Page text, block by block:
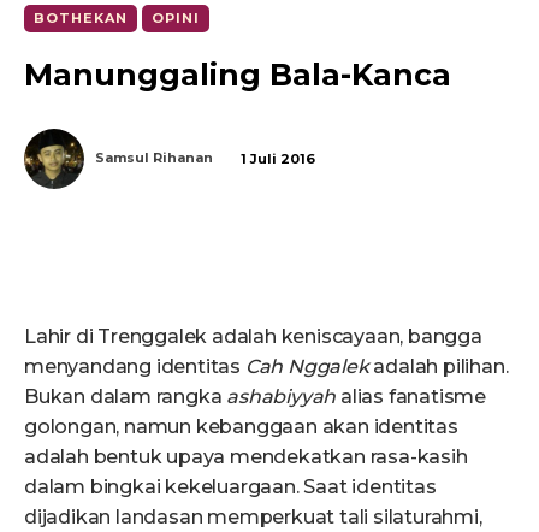
BOTHEKAN OPINI
Manunggaling Bala-Kanca
Samsul Rihanan 1 Juli 2016
Lahir di Trenggalek adalah keniscayaan, bangga
menyandang identitas Cah Nggalekadalah pilihan.
Bukan dalam rangka ashabiyyah alias fanatisme
golongan, namun kebanggaan akan identitas
adalah bentuk upaya mendekatkan rasa-kasih
dalam bingkai kekeluargaan. Saat identitas
dijadikan landasan memperkuat tali silaturahmi,